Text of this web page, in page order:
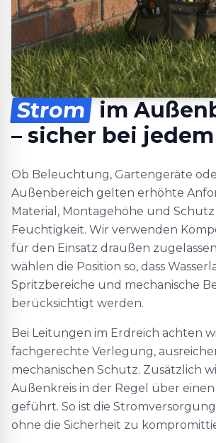
Strom
im
– sicher bei
Ob Beleuchtung, Gartengeräte
Außenbereich gelten erhöhte
Material, Montagehöhe und
Feuchtigkeit. Wir verwenden
für den Einsatz draußen
wählen die Position so, dass
Spritzbereiche und mechanische
berücksichtigt werden.
Bei Leitungen im Erdreich achten
fachgerechte Verlegung,
mechanischen Schutz. Zusätzlich
Außenkreis in der Regel über einen
geführt. So ist die
ohne die Sicherheit zu